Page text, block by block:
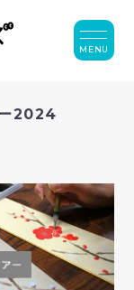
2024
MENU